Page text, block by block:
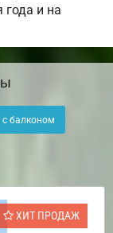
года и на
балконом
ХИТ ПРОДАЖ